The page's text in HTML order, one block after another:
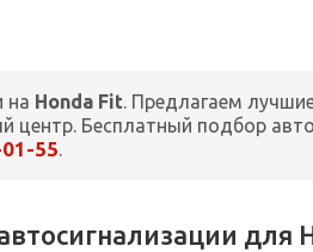
на Honda Fit. Предлагаем
центр. Бесплатный подбор
55.
для